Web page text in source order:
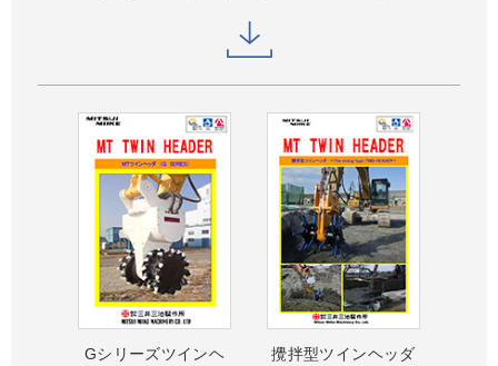
Gシリーズツインヘ
攪拌型ツインヘッダ